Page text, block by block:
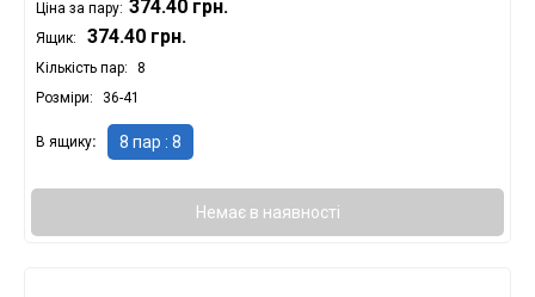
Ціна за пару: 374.40 грн.
Ящик: 374.40 грн.
Кількість пар
8
Розміри
36-41
В ящику 8 пар : 8
Немає в наявності